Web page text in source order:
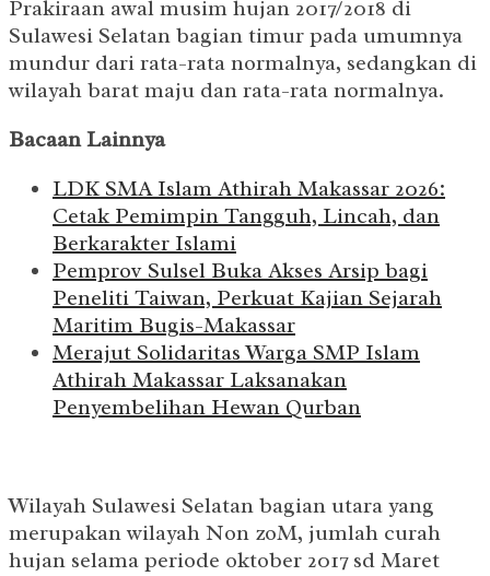
Prakiraan awal musim hujan 2017/2018 di
Sulawesi Selatan bagian timur pada umumnya
mundur dari rata-rata normalnya, sedangkan di
wilayah barat maju dan rata-rata normalnya.
Bacaan Lainnya
LDK SMA Islam Athirah Makassar 2026:
Cetak Pemimpin Tangguh, Lincah, dan
Berkarakter Islami
Pemprov Sulsel Buka Akses Arsip bagi
Peneliti Taiwan, Perkuat Kajian Sejarah
Maritim Bugis-Makassar
Merajut Solidaritas Warga SMP Islam
Athirah Makassar Laksanakan
Penyembelihan Hewan Qurban
Wilayah Sulawesi Selatan bagian utara yang
merupakan wilayah Non zoM, jumlah curah
hujan selama periode oktober 2017 sd Maret